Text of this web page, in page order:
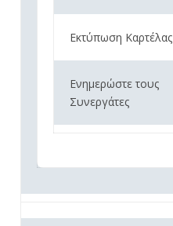
Εκτύπωση Καρτέλας
Ενημερώστε τους
Συνεργάτες